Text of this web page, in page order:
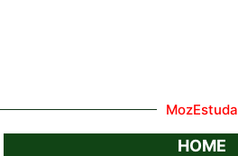
MozEstuda
HOME